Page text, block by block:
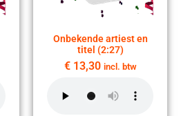
Onbekende artiest en
titel (2:27)
€13,30 incl. btw